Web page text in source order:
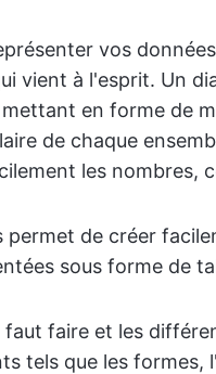
vos
vient à l'esprit. Un
en forme de
de chaque
les nombres,
permet de créer
sous forme de
faire et les
tels que les